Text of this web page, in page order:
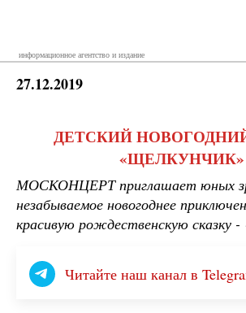
информационное агентство и издание
27.12.2019
ДЕТСКИЙ
«ЩЕЛКУНЧИК»
МОСКОНЦЕРТ приглашает юных
незабываемое новогоднее
красивую рождественскую сказку
Читайте наш канал в